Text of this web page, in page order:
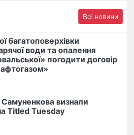
Всі новини
багатоповерхівки
води та опалення
погодити договір
Самуненкова визнали
Titled Tuesday